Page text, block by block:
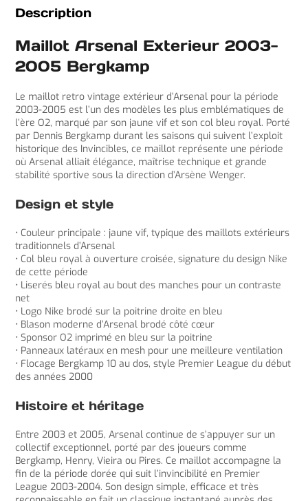
Description
Maillot Arsenal Exterieur 2003-
2005 Bergkamp
Le maillot retro vintage extérieur d’Arsenal pour la période
2003-2005 est l’un des modèles les plus emblématiques de
l’ère O2, marqué par son jaune vif et son col bleu royal. Porté
par Dennis Bergkamp durant les saisons qui suivent l’exploit
historique des Invincibles, ce maillot représente une période
où Arsenal alliait élégance, maîtrise technique et grande
stabilité sportive sous la direction d’Arsène Wenger.
Design et style
• Couleur principale : jaune vif, typique des maillots extérieurs
traditionnels d’Arsenal
• Col bleu royal à ouverture croisée, signature du design Nike
de cette période
• Liserés bleu royal au bout des manches pour un contraste
net
• Logo Nike brodé sur la poitrine droite en bleu
• Blason moderne d’Arsenal brodé côté cœur
• Sponsor O2 imprimé en bleu sur la poitrine
• Panneaux latéraux en mesh pour une meilleure ventilation
• Flocage Bergkamp 10 au dos, style Premier League du début
des années 2000
Histoire et héritage
Entre 2003 et 2005, Arsenal continue de s’appuyer sur un
collectif exceptionnel, porté par des joueurs comme
Bergkamp, Henry, Vieira ou Pires. Ce maillot accompagne la
fin de la période dorée qui suit l’invincibilité en Premier
League 2003-2004. Son design simple, efficace et très